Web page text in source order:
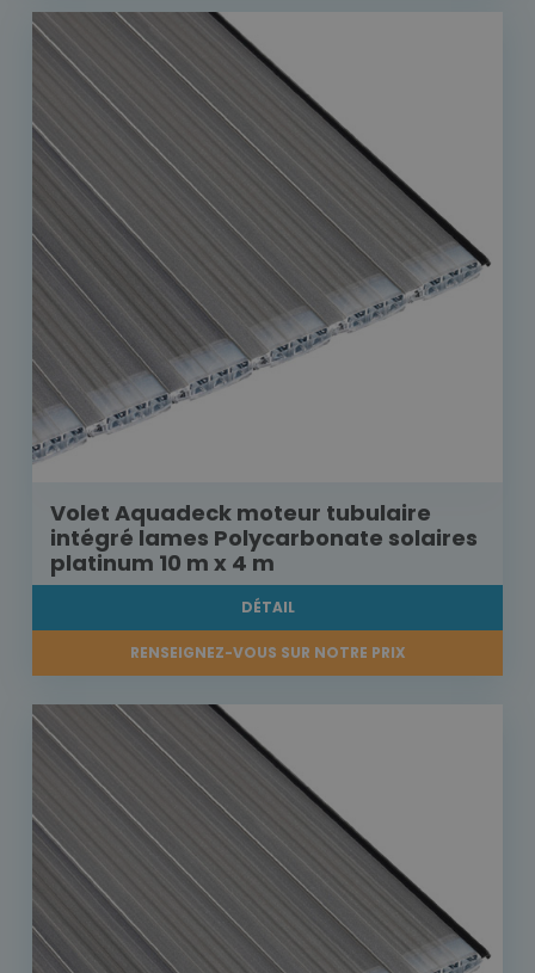
Volet Aquadeck moteur tubulaire
intégré lames Polycarbonate solaires
platinum 10 m x 4 m
DÉTAIL
RENSEIGNEZ-VOUS SUR NOTRE PRIX